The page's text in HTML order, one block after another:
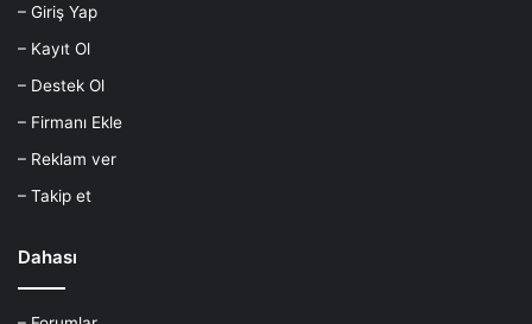
– Giriş Yap
– Kayıt Ol
– Destek Ol
– Firmanı Ekle
– Reklam ver
– Takip et
Dahası